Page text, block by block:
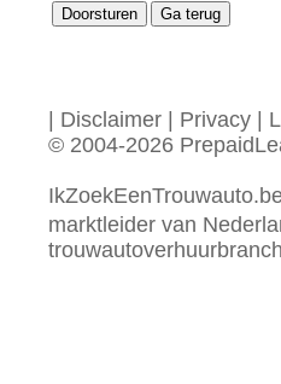
Disclaimer Privacy
© 2004-2026
marktleider van